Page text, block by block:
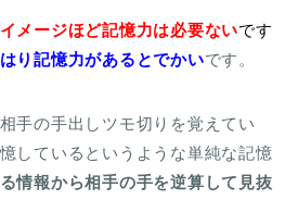
イメージほど記憶力は必要ないです
り記憶力があるとでかいです。
手の手出しツモ切りを覚えてい
しているというような単純な記憶
情報から相手の手を逆算して見抜